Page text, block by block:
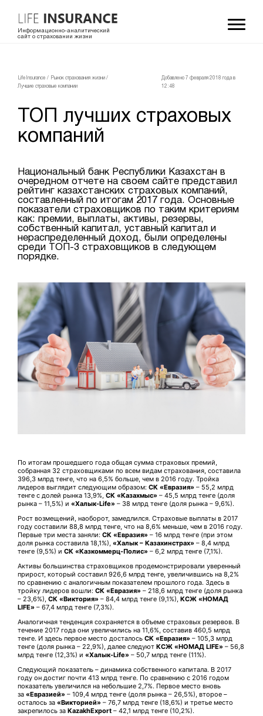
Информационно-аналитический
сайт о страховании жизни
LifeInsurance / Рынок страхования жизни /
Лучшие страховые компании
Добавлено 7 февраля 2018 года в
12:48
ТОП лучших страховых
компаний
Национальный банк Республики Казахстан в
очередном отчете на своем сайте представил
рейтинг казахстанских страховых компаний,
составленный по итогам 2017 года. Основные
показатели страховщиков по таким критериям
как: премии, выплаты, активы, резервы,
собственный капитал, уставный капитал и
нераспределенный доход, были определены
среди ТОП-3 страховщиков в следующем
порядке.
По итогам прошедшего года общая сумма страховых премий,
собранная 32 страховщиками по всем видам страхования, составила
396,3 млрд тенге, что на 6,5% больше, чем в 2016 году. Тройка
лидеров выглядит следующим образом: СК «Евразия» – 55,2 млрд
тенге с долей рынка 13,9%, СК «Казахмыс» – 45,5 млрд тенге (доля
рынка – 11,5%) и «Халык-Life» – 38 млрд тенге (доля рынка – 9,6%).
Рост возмещений, наоборот, замедлился. Страховые выплаты в 2017
году составили 88,8 млрд тенге, что на 8,6% меньше, чем в 2016 году.
Первые три места заняли: СК «Евразия» – 16 млрд тенге (при этом
доля рынка составила 18,1%), «Халык – Казахинстрах» – 8,4 млрд
тенге (9,5%) и СК «Казкоммерц-Полис» – 6,2 млрд тенге (7,1%).
Активы большинства страховщиков продемонстрировали уверенный
прирост, который составил 926,6 млрд тенге, увеличившись на 8,2%
по сравнению с аналогичным показателем прошлого года. Здесь в
тройку лидеров вошли: СК «Евразия» – 218,6 млрд тенге (доля рынка
– 23,6%), СК «Виктория» – 84,4 млрд тенге (9,1%), КСЖ «НОМАД
LIFE» – 67,4 млрд тенге (7,3%).
Аналогичная тенденция сохраняется в объеме страховых резервов. В
течение 2017 года они увеличились на 11,6%, составив 460,5 млрд
тенге. И здесь первое место досталось СК «Евразия» – 105,3 млрд
тенге (доля рынка – 22,9%), далее следуют КСЖ «НОМАД LIFE» – 56,8
млрд тенге (12,3%) и «Халык-Life» – 50,7 млрд тенге (11%).
Следующий показатель – динамика собственного капитала. В 2017
году он достиг почти 413 млрд тенге. По сравнению с 2016 годом
показатель увеличился на небольшие 2,7%. Первое место вновь
за «Евразией» – 109,4 млрд тенге (доля рынка – 26,5%), второе –
осталось за «Викторией» – 76,7 млрд тенге (18,6%) и третье место
закрепилось за KazakhExport – 42,1 млрд тенге (10,2%).